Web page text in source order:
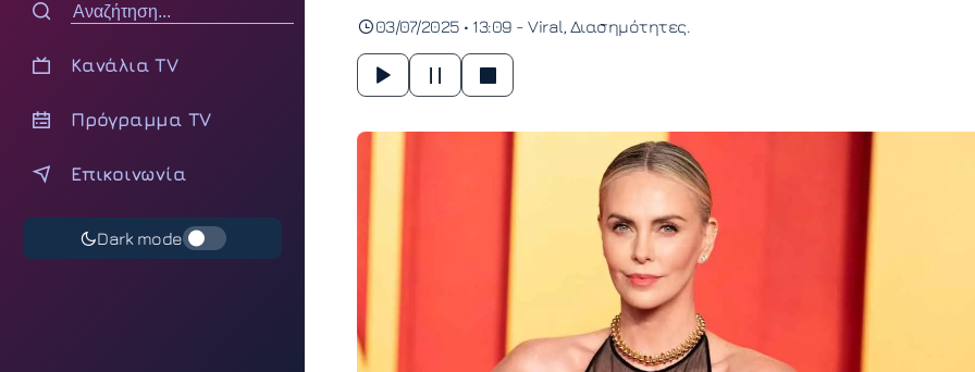
Κανάλια TV
Πρόγραμμα TV
Επικοινωνία
Dark mode
03/07/2025 • 13:09 - Viral Διασημότητες